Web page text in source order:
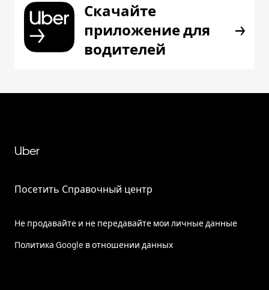
Скачайте
приложение для
водителей
Uber
Посетить Справочный центр
Не продавайте и не передавайте мои личные данные
Политика Google в отношении данных